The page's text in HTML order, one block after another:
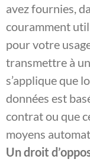
avez fournies,
couramment
pour votre
transmettre à
s’applique que
données est
contrat ou que
moyens
Un droit